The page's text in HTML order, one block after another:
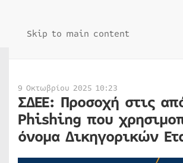
Skip to main content
9 Οκτωβρίου 2025 10:23
ΣΔΕΕ: Προσοχή στις
Phishing που
όνομα Δικηγορικών